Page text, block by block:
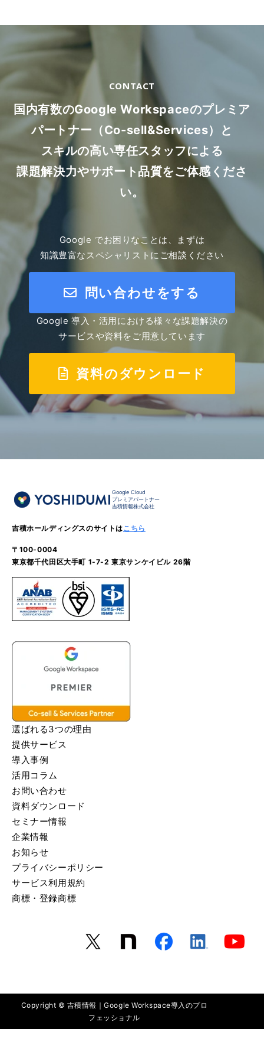
CONTACT
国内有数のGoogle Workspaceのプレミア
パートナー（Co-sell&Services）と
スキルの高い専任スタッフによる
課題解決力やサポート品質をご体感くださ
い。
Google でお困りなことは、まずは
知識豊富なスペシャリストにご相談ください
問い合わせをする
Google 導入・活用における様々な課題解決の
サービスや資料をご用意しています
資料のダウンロード
Google Cloud
プレミアパートナー
吉積情報株式会社
吉積ホールディングスのサイトはこちら
〒100-0004
東京都千代田区大手町 1-7-2 東京サンケイビル 26階
選ばれる3つの理由
提供サービス
導入事例
活用コラム
お問い合わせ
資料ダウンロード
セミナー情報
企業情報
お知らせ
プライバシーポリシー
サービス利用規約
商標・登録商標
Copyright © 吉積情報｜Google Workspace導入のプロ
フェッショナル